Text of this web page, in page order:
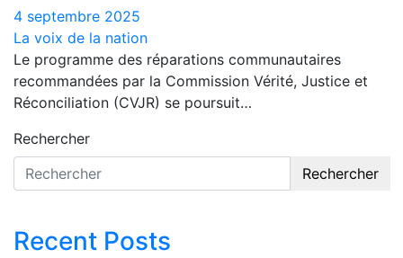
4 septembre 2025
La voix de la nation
Le programme des réparations communautaires
recommandées par la Commission Vérité, Justice et
Réconciliation (CVJR) se poursuit…
Rechercher
Rechercher
Recent Posts